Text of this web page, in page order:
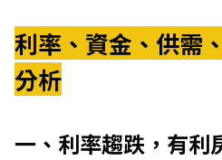
利率、資金、供需
分析
一、利率趨跌，有利